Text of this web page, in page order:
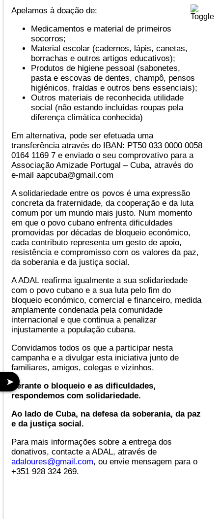
➤
Apelamos à doação de:
Medicamentos e material de primeiros
socorros;
Material escolar (cadernos, lápis, canetas,
borrachas e outros artigos educativos);
Produtos de higiene pessoal (sabonetes,
pasta e escovas de dentes, champô, pensos
higiénicos, fraldas e outros bens essenciais);
Outros materiais de reconhecida utilidade
social (não estando incluídas roupas pela
diferença climática conhecida)
Em alternativa, pode ser efetuada uma
transferência através do IBAN: PT50 033 0000 0058
0164 1169 7 e enviado o seu comprovativo para a
Associação Amizade Portugal – Cuba, através do
e-mail aapcuba@gmail.com
A solidariedade entre os povos é uma expressão
concreta da fraternidade, da cooperação e da luta
comum por um mundo mais justo. Num momento
em que o povo cubano enfrenta dificuldades
promovidas por décadas de bloqueio económico,
cada contributo representa um gesto de apoio,
resistência e compromisso com os valores da paz,
da soberania e da justiça social.
A ADAL reafirma igualmente a sua solidariedade
com o povo cubano e a sua luta pelo fim do
bloqueio económico, comercial e financeiro, medida
amplamente condenada pela comunidade
internacional e que continua a penalizar
injustamente a população cubana.
Convidamos todos os que a participar nesta
campanha e a divulgar esta iniciativa junto de
familiares, amigos, colegas e vizinhos.
Perante o bloqueio e as dificuldades,
respondemos com solidariedade.
Ao lado de Cuba, na defesa da soberania, da paz
e da justiça social.
Para mais informações sobre a entrega dos
donativos, contacte a ADAL, através de
adaloures@gmail.com, ou envie mensagem para o
+351 928 324 269.